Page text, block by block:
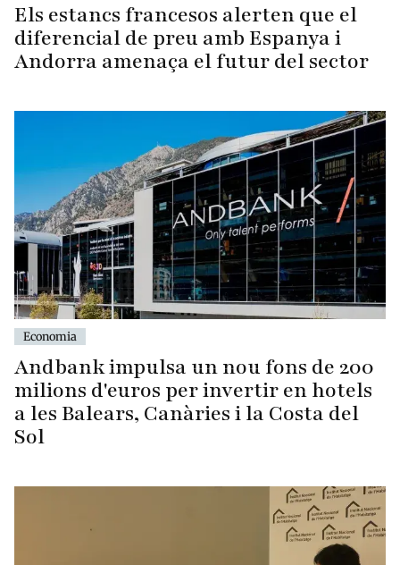
Els estancs francesos alerten que el
diferencial de preu amb Espanya i
Andorra amenaça el futur del sector
Economia
Andbank impulsa un nou fons de 200
milions d'euros per invertir en hotels
a les Balears, Canàries i la Costa del
Sol